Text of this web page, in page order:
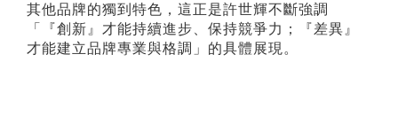
其他品牌的獨到特色，這正是許世輝不斷強調
「『創新』才能持續進步、保持競爭力；『差異』
才能建立品牌專業與格調」的具體展現。